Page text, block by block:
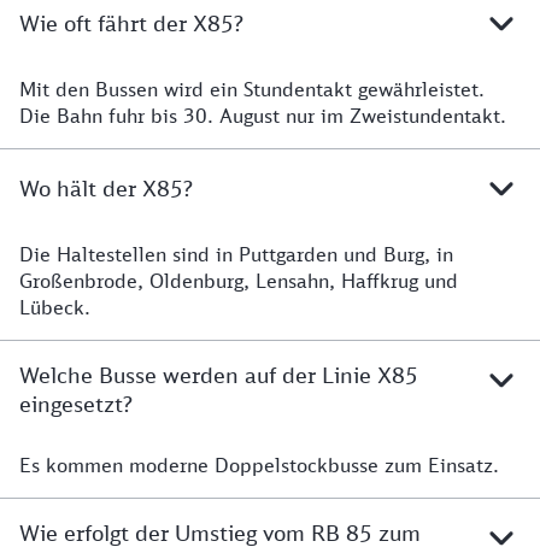
Wie oft fährt der X85?
Mit den Bussen wird ein Stundentakt gewährleistet.
Die Bahn fuhr bis 30. August nur im Zweistundentakt.
Wo hält der X85?
Die Haltestellen sind in Puttgarden und Burg, in
Großenbrode, Oldenburg, Lensahn, Haffkrug und
Lübeck.
Welche Busse werden auf der Linie X85
eingesetzt?
Es kommen moderne Doppelstockbusse zum Einsatz.
Wie erfolgt der Umstieg vom RB 85 zum